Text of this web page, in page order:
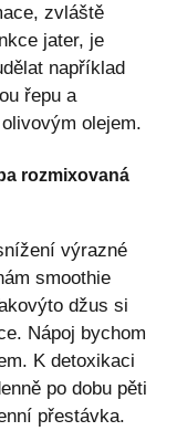
zvláště
jater, je
například
řepu a
olejem.
rozmixovaná
výrazné
smoothie
džus si
Nápoj bychom
K detoxikaci
po dobu pěti
přestávka.